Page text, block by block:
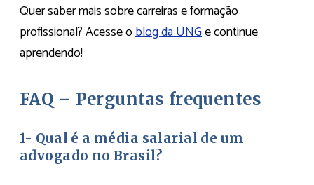
Quer saber mais sobre carreiras e formação
profissional? Acesse oblog da UNGe continue
aprendendo!
FAQ – Perguntas frequentes
1- Qual é a média salarial de um
advogado no Brasil?